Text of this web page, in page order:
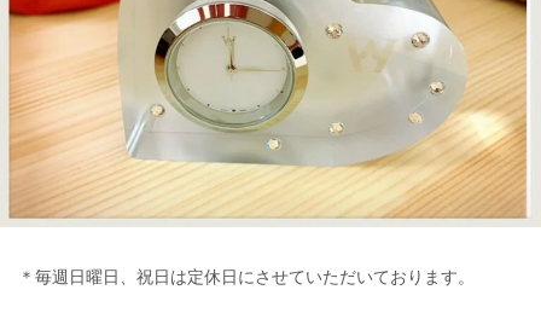
＊毎週日曜日、祝日は定休日にさせていただいております。